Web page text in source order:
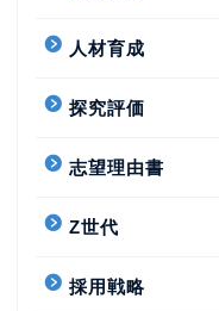
人材育成
探究評価
志望理由書
Z世代
採用戦略